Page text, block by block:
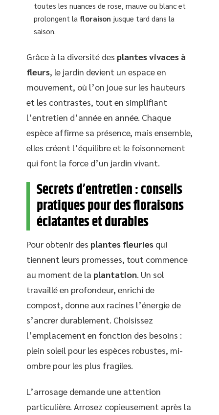
toutes les nuances de rose, mauve ou blanc et
prolongent la floraison jusque tard dans la
saison.
Grâce à la diversité des plantes vivaces à
fleurs, le jardin devient un espace en
mouvement, où l’on joue sur les hauteurs
et les contrastes, tout en simplifiant
l’entretien d’année en année. Chaque
espèce affirme sa présence, mais ensemble,
elles créent l’équilibre et le foisonnement
qui font la force d’un jardin vivant.
Secrets d’entretien : conseils
pratiques pour des floraisons
éclatantes et durables
Pour obtenir des plantes fleuries qui
tiennent leurs promesses, tout commence
au moment de la plantation . Un sol
travaillé en profondeur, enrichi de
compost, donne aux racines l’énergie de
s’ancrer durablement. Choisissez
l’emplacement en fonction des besoins :
plein soleil pour les espèces robustes, mi-
ombre pour les plus fragiles.
L’arrosage demande une attention
particulière. Arrosez copieusement après la